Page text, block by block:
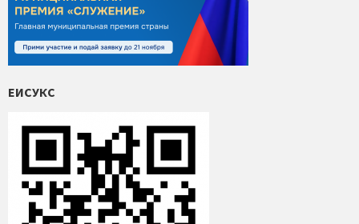
ЕИСУКС